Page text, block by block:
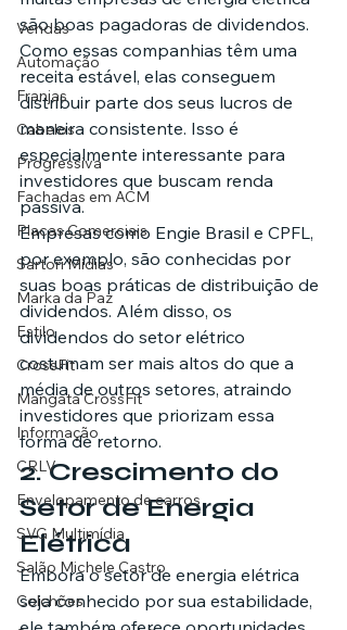
Vendas
Automação
Franjas
Cabelos
Progressiva
Fachadas em ACM
Placas Comerciais
Sartori Mídias
Marka da Paz
Estilo
CrossFit
Mangata CrossFit
Informação
CRLV
Envelopamento de carros
SVG Multimídia
Salão Michele Castro
Colchões
são boas pagadoras de dividendos.
Como essas companhias têm uma
receita estável, elas conseguem
distribuir parte dos seus lucros de
maneira consistente. Isso é
especialmente interessante para
investidores que buscam renda
passiva.
Empresas como Engie Brasil e CPFL,
por exemplo, são conhecidas por
suas boas práticas de distribuição de
dividendos. Além disso, os
dividendos do setor elétrico
costumam ser mais altos do que a
média de outros setores, atraindo
investidores que priorizam essa
forma de retorno.
2. Crescimento do
Setor de Energia
Elétrica
Embora o setor de energia elétrica
seja conhecido por sua estabilidade,